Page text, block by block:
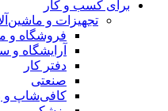
برای کسب و کار
تجهیزات و
فروشگاه و
آرایشگاه و
دفتر کار
صنعتی
کافی‌شاپ و